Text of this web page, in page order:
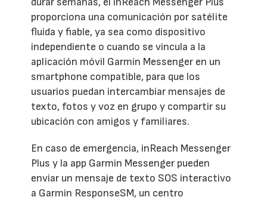
proporciona una comunicación por satélite
fluida y fiable, ya sea como dispositivo
independiente o cuando se vincula a la
aplicación móvil Garmin Messenger en un
smartphone compatible, para que los
usuarios puedan intercambiar mensajes de
texto, fotos y voz en grupo y compartir su
ubicación con amigos y familiares.
En caso de emergencia, inReach Messenger
Plus y la app Garmin Messenger pueden
enviar un mensaje de texto SOS interactivo
a Garmin ResponseSM, un centro